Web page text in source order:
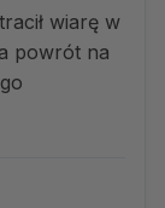
wiarę w
powrót na